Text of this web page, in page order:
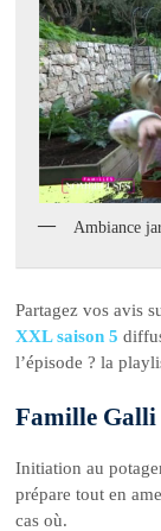
Ambiance
Partagez vos avis
XXL saison 5
l’épisode ? la
Famille
Initiation au
prépare tout en
cas où.